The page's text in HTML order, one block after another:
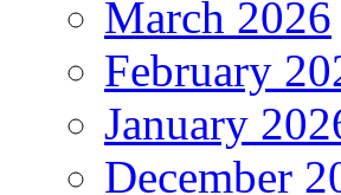
March 2026
February
January
December